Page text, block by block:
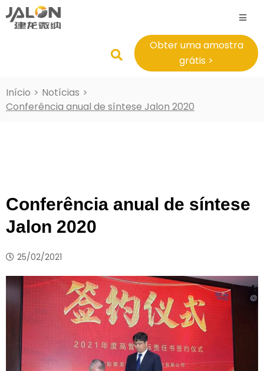
Obter uma amostra
grátis >
Início > Notícias >
Conferência anual de síntese Jalon 2020
Conferência anual de síntese
Jalon 2020
25/02/2021